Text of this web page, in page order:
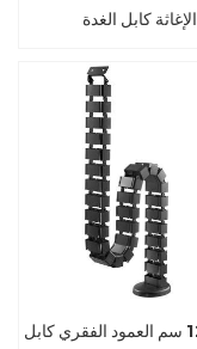
الإغاثة كابل الغدة
أسود 128 سم العمود الفقري كابل